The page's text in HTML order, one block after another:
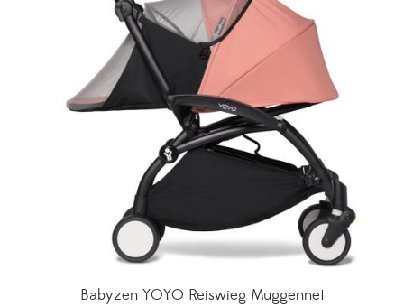
Babyzen YOYO Reiswieg Muggennet